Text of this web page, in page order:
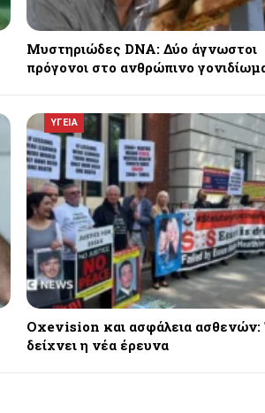
Μυστηριώδες DNA: Δύο άγνωστοι
πρόγονοι στο ανθρώπινο
ΥΓΕΙΑ
Oxevision και ασφάλεια ασθενών:
δείχνει η νέα έρευνα